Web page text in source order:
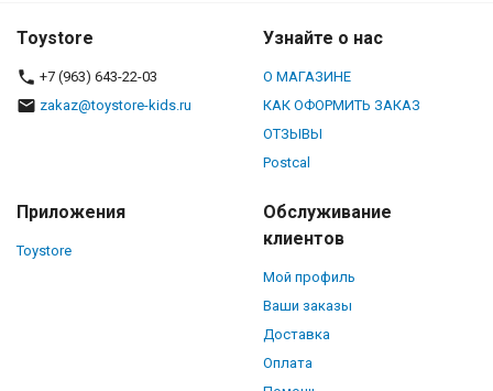
Toystore
+7 (963) 643-22-03
zakaz@toystore-kids.ru
Узнайте о нас
О МАГАЗИНЕ
КАК ОФОРМИТЬ ЗАКАЗ
ОТЗЫВЫ
Postcal
Приложения
Toystore
Обслуживание
клиентов
Мой профиль
Ваши заказы
Доставка
Оплата